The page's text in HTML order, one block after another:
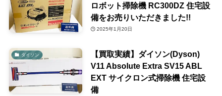
ロボット掃除機 RC300DZ 住宅設
備をお売りいただきました!!
2025年1月20日
ダイソン
【買取実績】ダイソン(Dyson)
V11 Absolute Extra SV15 ABL
EXT サイクロン式掃除機 住宅設
備